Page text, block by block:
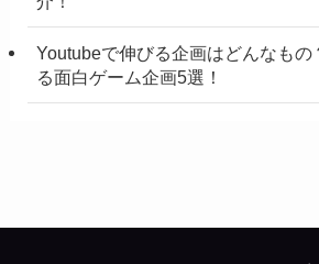
Youtubeで伸びる企画はどんなもの
る面白ゲーム企画5選！